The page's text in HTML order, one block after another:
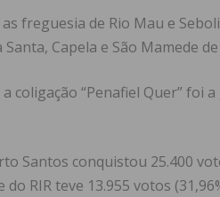
freguesia de Rio Mau e
Capela e São Mamede
coligação “Penafiel Quer” foi
Santos conquistou 25.400
RIR teve 13.955 votos